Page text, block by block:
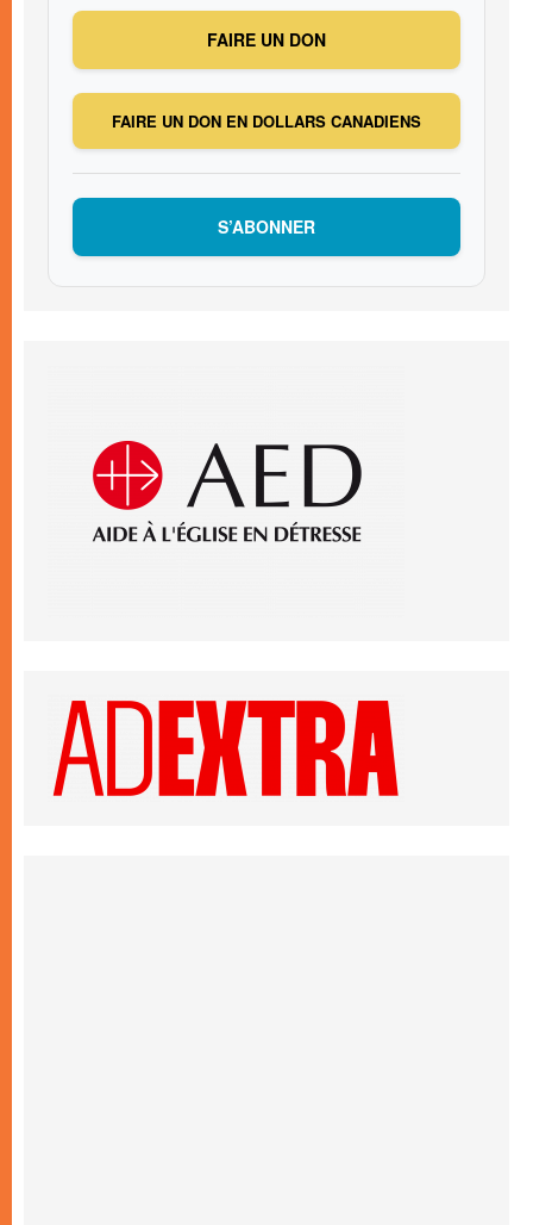
FAIRE UN DON
FAIRE UN DON EN DOLLARS CANADIENS
S’ABONNER